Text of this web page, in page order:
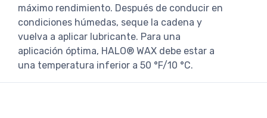
máximo rendimiento. Después de conducir en
condiciones húmedas, seque la cadena y
vuelva a aplicar lubricante. Para una
aplicación óptima, HALO® WAX debe estar a
una temperatura inferior a 50 °F/10 °C.